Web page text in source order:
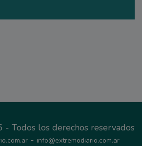
Todos los derechos reservados
- info@extremodiario.com.ar